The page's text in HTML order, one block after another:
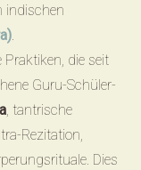
indischen
.
Praktiken, die seit
Guru-Schüler-
, tantrische
Rezitation,
Dies